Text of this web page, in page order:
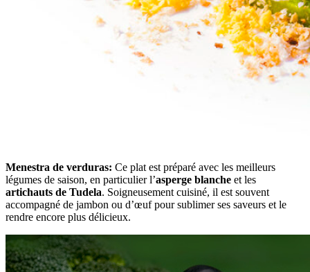
Menestra de verduras: Ce plat est préparé avec les meilleurs
légumes de saison, en particulier l’asperge blanche et les
artichauts de Tudela. Soigneusement cuisiné, il est souvent
accompagné de jambon ou d’œuf pour sublimer ses saveurs et le
rendre encore plus délicieux.